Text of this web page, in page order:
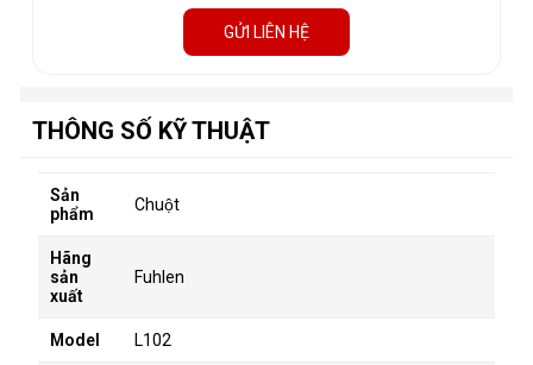
GỬI LIÊN HỆ
THÔNG SỐ KỸ THUẬT
Sản
phẩm
Chuột
Hãng
sản
xuất
Fuhlen
Model L102